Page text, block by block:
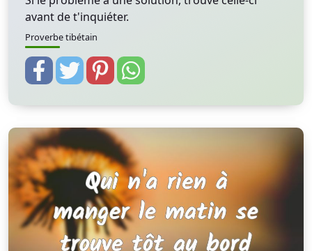
avant de t'inquiéter.
Proverbe tibétain